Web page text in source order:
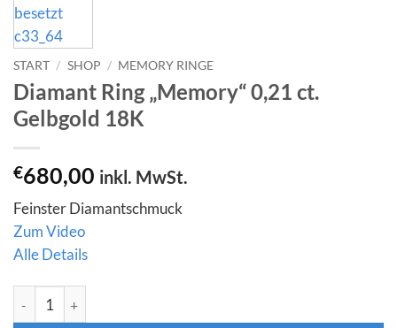
START / SHOP / MEMORY RINGE
Diamant Ring „Memory“ 0,21 ct.
Gelbgold 18K
€680,00 inkl. MwSt.
Feinster Diamantschmuck
Zum Video
Alle Details
Diamant Ring „Memory“ 0,21 ct. Gelbgold 18K Menge